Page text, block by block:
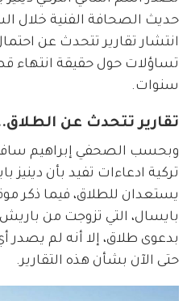
حديث الصحافة الفنية خلال
انتشار تقارير تتحدث عن
تساؤلات حول حقيقة انتهاء
سنوات.
تقارير تتحدث عن
وبحسب الصحفي إبراهيم
تركية ادعاءات تفيد بأن
بدعوى طلاق، إلا أنه لم
حتى الآن بشأن هذه التقارير.